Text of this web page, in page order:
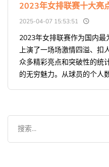
2023年女排联赛十大亮
2025-04-07 15:53:51
2023年女排联赛作为国内
上演了一场场激情四溢、扣
众多精彩亮点和突破性的统
的无穷魅力。从球员的个人
搜索...